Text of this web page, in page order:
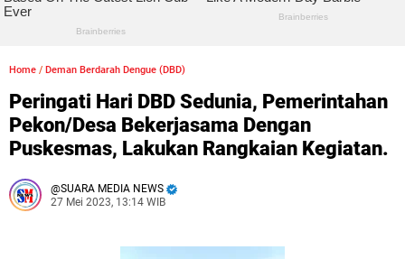
Home / Deman Berdarah Dengue (DBD)
Peringati Hari DBD Sedunia, Pemerintahan
Pekon/Desa Bekerjasama Dengan
Puskesmas, Lakukan Rangkaian Kegiatan.
SUARA MEDIA NEWS
27 Mei 2023, 13:14 WIB